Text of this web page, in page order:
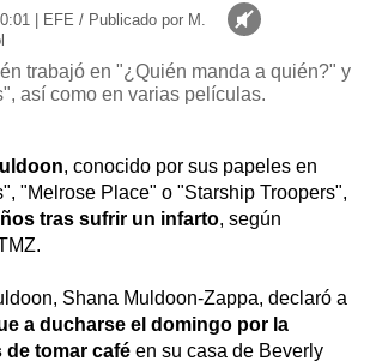
| EFE / Publicado por M.
trabajó en "¿Quién manda a quién?" y
así como en varias películas.
, conocido por sus papeles en
"Melrose Place" o "Starship Troopers",
tras sufrir un infarto, según
Shana Muldoon-Zappa, declaró a
a ducharse el domingo por la
de tomar café en su casa de Beverly